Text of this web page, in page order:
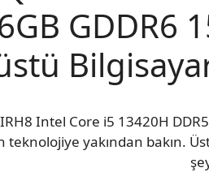
GDDR6
Intel Core i5 13420H
teknolojiye yakından bakın.